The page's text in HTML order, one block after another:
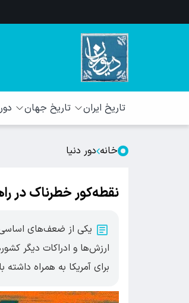
تاریخ ایران تاریخ جهان
خانه دور دنیا
نقطه‌کور خطرناک در
یکی از ضعف‌های اساسی
ارزش‌ها و ادراکات دیگر
برای آمریکا به همراه داشته